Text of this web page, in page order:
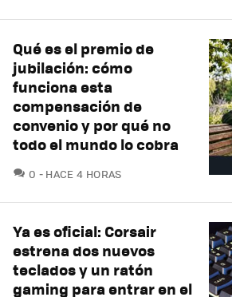
Qué es el premio de
jubilación: cómo
funciona esta
compensación de
convenio y por qué no
todo el mundo lo cobra
0 COMENTARIOS
HACE 4 HORAS
Ya es oficial: Corsair
estrena dos nuevos
teclados y un ratón
gaming para entrar en el